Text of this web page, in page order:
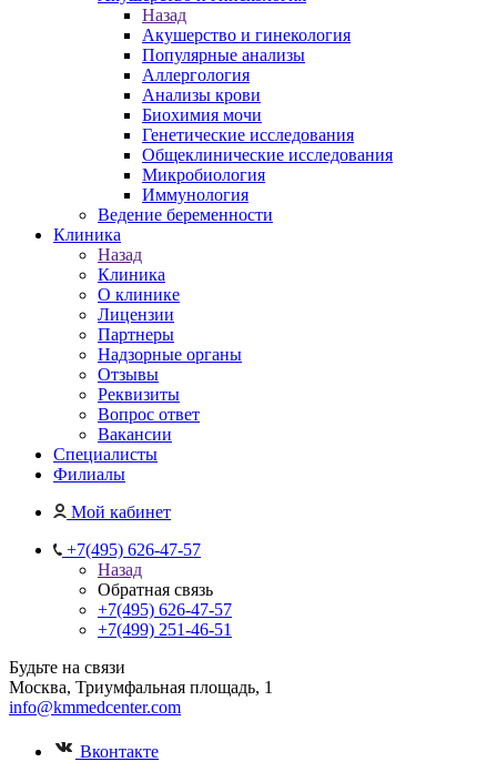
Назад
Акушерство и гинекология
Популярные анализы
Аллергология
Анализы крови
Биохимия мочи
Генетические исследования
Общеклинические исследования
Микробиология
Иммунология
Ведение беременности
Клиника
Назад
Клиника
О клинике
Лицензии
Партнеры
Надзорные органы
Отзывы
Реквизиты
Вопрос ответ
Вакансии
Специалисты
Филиалы
Мой кабинет
+7(495) 626-47-57
Назад
Обратная связь
+7(495) 626-47-57
+7(499) 251-46-51
Будьте на связи
Москва, Триумфальная площадь, 1
info@kmmedcenter.com
Вконтакте